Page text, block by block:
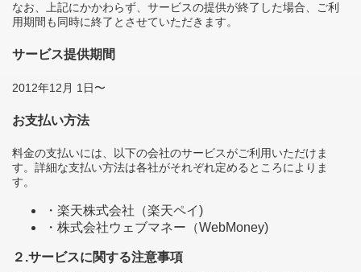
なお、上記にかかわらず、サービスの提供が終了した場合、ご利
用期間も同時に終了とさせていただきます。
サービス提供期間
2012年12月 1日〜
お支払い方法
料金の支払いには、以下の会社のサービスがご利用いただけま
す。詳細な支払い方法は各社がそれぞれ定めるところによりま
す。
・楽天株式会社（楽天ペイ)
・株式会社ウェブマネー（WebMoney)
２.サービスに関する注意事項